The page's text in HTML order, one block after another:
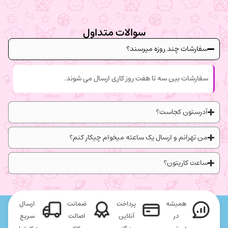
سوالات متداول
سفارشات چند روزه میرسند؟
سفارشات بین سه تا هفت روز کاری ارسال می شوند.
آدرستون کجاست؟
من تهرانم و ارسال یک ساعته میخوام چیکار کنم؟
ساعت کاریتون؟
همیشه
در
پرداخت
آنلاین
ضمانت
اصالت
ارسال
سریع